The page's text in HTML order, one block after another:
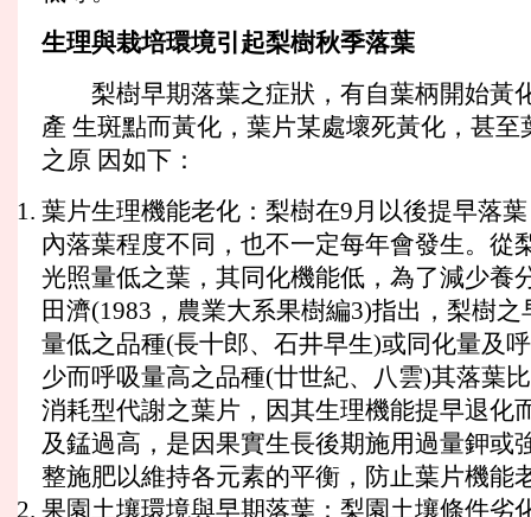
生理與栽培環境引起梨樹秋季落葉
梨樹早期落葉之症狀，有自葉柄開始黃
產 生斑點而黃化，葉片某處壞死黃化，甚
之原 因如下：
葉片生理機能老化：梨樹在9月以後提早落
內落葉程度不同，也不一定每年會發生。從
光照量低之葉，其同化機能低，為了減少養
田濟(1983，農業大系果樹編3)指出，梨樹
量低之品種(長十郎、石井早生)或同化量及
少而呼吸量高之品種(廿世紀、八雲)其落葉
消耗型代謝之葉片，因其生理機能提早退化
及錳過高，是因果實生長後期施用過量鉀
整施肥以維持各元素的平衡，防止葉片機能
果園土壤環境與早期落葉：梨園土壤條件劣